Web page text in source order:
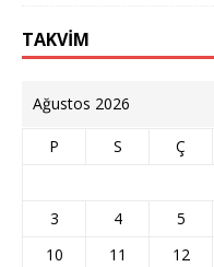
TAKVİM
Ağustos 2026
P S Ç
3
4 5
10
11 12